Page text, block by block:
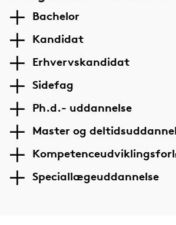
Bachelor
Kandidat
Erhvervskandidat
Sidefag
Ph.d.- uddannelse
Master og
Speciallægeuddannelse